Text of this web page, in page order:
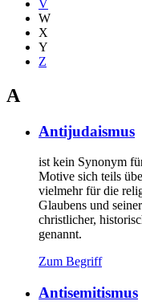
V
W
X
Y
Z
A
Antijudaismus
ist kein Synonym
Motive sich teils
vielmehr für die
Glaubens und
christlicher,
genannt.
Zum Begriff
Antisemitismus